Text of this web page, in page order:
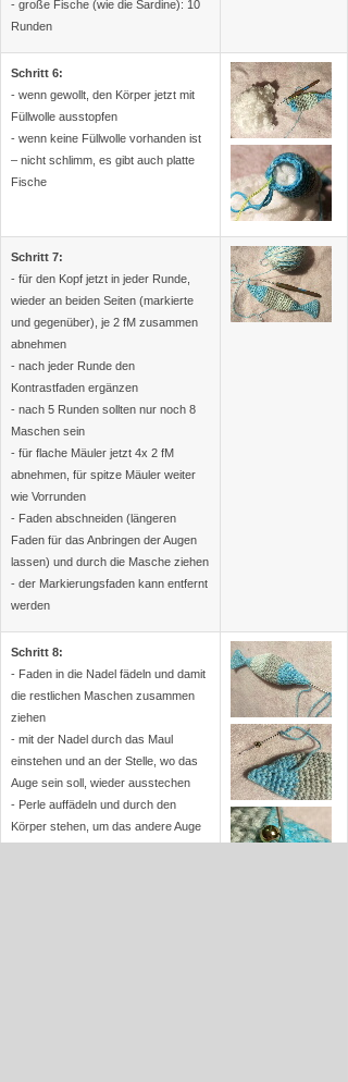
- große Fische (wie die Sardine): 10
Runden
Schritt 6:
- wenn gewollt, den Körper jetzt mit
Füllwolle ausstopfen
- wenn keine Füllwolle vorhanden ist
– nicht schlimm, es gibt auch platte
Fische
Schritt 7:
- für den Kopf jetzt in jeder Runde,
wieder an beiden Seiten (markierte
und gegenüber), je 2 fM zusammen
abnehmen
- nach jeder Runde den
Kontrastfaden ergänzen
- nach 5 Runden sollten nur noch 8
Maschen sein
- für flache Mäuler jetzt 4x 2 fM
abnehmen, für spitze Mäuler weiter
wie Vorrunden
- Faden abschneiden (längeren
Faden für das Anbringen der Augen
lassen) und durch die Masche ziehen
- der Markierungsfaden kann entfernt
werden
Schritt 8:
- Faden in die Nadel fädeln und damit
die restlichen Maschen zusammen
ziehen
- mit der Nadel durch das Maul
einstehen und an der Stelle, wo das
Auge sein soll, wieder ausstechen
- Perle auffädeln und durch den
Körper stehen, um das andere Auge